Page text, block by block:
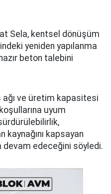
Sela, kentsel dönüşüm
yeniden yapılanma
beton talebini
ve üretim kapasitesi
uyum
kapsayan
devam edeceğini söyledi.